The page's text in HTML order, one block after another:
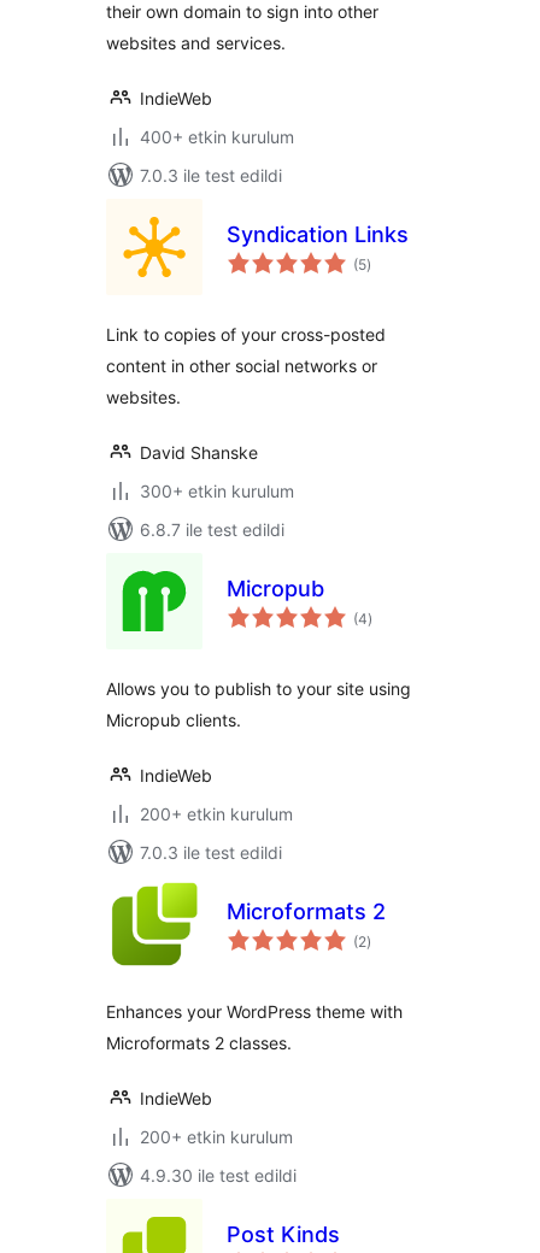
their own domain to sign into other
websites and services.
IndieWeb
400+ etkin kurulum
7.0.3 ile test edildi
Syndication Links
(5toplam
puan
)
Link to copies of your cross-posted
content in other social networks or
websites.
David Shanske
300+ etkin kurulum
6.8.7 ile test edildi
Micropub
(4toplam
puan
)
Allows you to publish to your site using
Micropub clients.
IndieWeb
200+ etkin kurulum
7.0.3 ile test edildi
Microformats 2
(2toplam
puan
)
Enhances your WordPress theme with
Microformats 2 classes.
IndieWeb
200+ etkin kurulum
4.9.30 ile test edildi
Post Kinds